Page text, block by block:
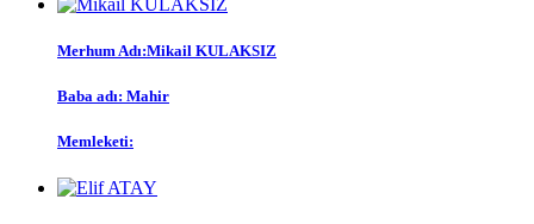
Merhum Adı:Mikail KULAKSIZ
Baba adı: Mahir
Memleketi: